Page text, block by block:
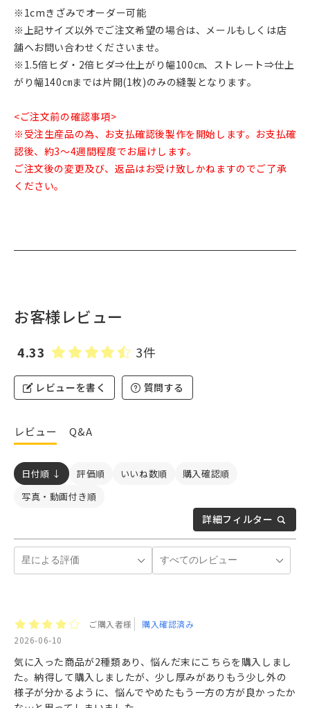
※1cmきざみでオーダー可能
※上記サイズ以外でご注文希望の場合は、メールもしくは店
舗へお問い合わせくださいませ。
※1.5倍ヒダ・2倍ヒダ⇒仕上がり幅100㎝、ストレート⇒仕上
がり幅140㎝までは片開(1枚)のみの縫製となります。
<ご注文前の確認事項>
※受注生産品の為、お支払確認後製作を開始します。お支払確
認後、約3～4週間程度でお届けします。
ご注文後の変更及び、返品はお受け致しかねますのでご了承
ください。
お客様レビュー
4.33 3件
レビューを書く 質問する
レビュー Q&A
詳細フィルター
日付順 ↓ 評価順 いいね数順
購入確認順
写真・動画付き順
ご購入者様
購入確認済み
2026-06-10
気に入った商品が2種類あり、悩んだ末にこちらを購入しまし
た。納得して購入しましたが、少し厚みがありもう少し外の
様子が分かるように、悩んでやめたもう一方の方が良かったか